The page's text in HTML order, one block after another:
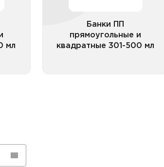
мл
Банки ПП
прямоугольные и
квадратные 301-500 мл